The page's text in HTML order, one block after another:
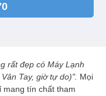
rất đẹp có Máy Lạnh
Tay, giờ tự do)". Mọi
mang tín chất tham